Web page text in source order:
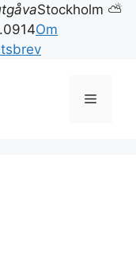
Stockholm ⛅
Om
Meny